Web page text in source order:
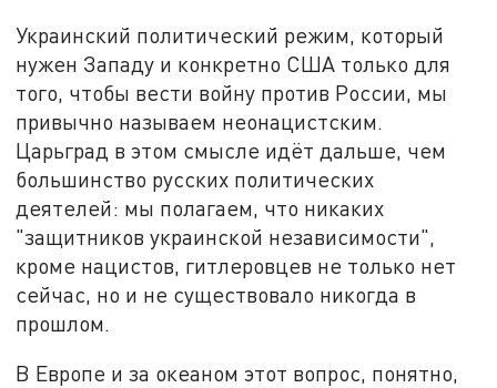
Украинский политический режим, который
нужен Западу и конкретно США только для
того, чтобы вести войну против России, мы
привычно называем неонацистским.
Царьград в этом смысле идёт дальше, чем
большинство русских политических
деятелей: мы полагаем, что никаких
"защитников украинской независимости",
кроме нацистов, гитлеровцев не только нет
сейчас, но и не существовало никогда в
прошлом.
В Европе и за океаном этот вопрос, понятно,